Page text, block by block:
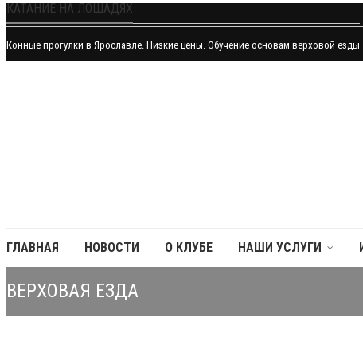
КАТАНИЕ НА ЛОШАДЯХ
Конные прогулки в Ярославле. Низкие цены. Обучение основам верховой езды
ГЛАВНАЯ НОВОСТИ О КЛУБЕ НАШИ УСЛУГИ
ВЕРХОВАЯ ЕЗДА